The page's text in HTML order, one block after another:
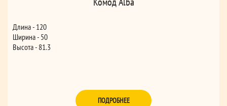
Длина - 120
Ширина - 50
Высота - 81.3
ПОДРОБНЕЕ